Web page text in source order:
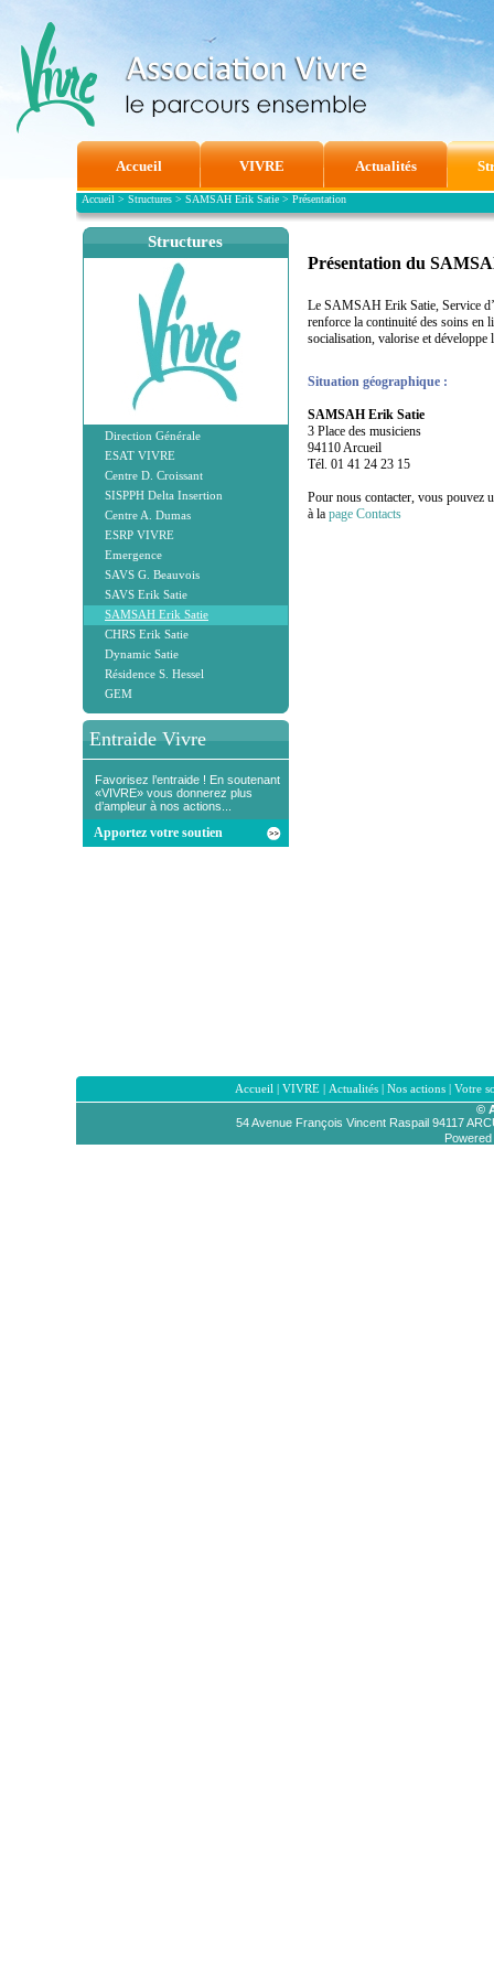
Accueil VIVRE Actualités
Accueil >Structures >SAMSAH Erik Satie >Présentation
Structures
Direction Générale
ESAT VIVRE
Centre D. Croissant
SISPPH Delta Insertion
Centre A. Dumas
ESRP VIVRE
Emergence
SAVS G. Beauvois
SAVS Erik Satie
SAMSAH Erik Satie
CHRS Erik Satie
Dynamic Satie
Résidence S. Hessel
GEM
Entraide Vivre
Favorisez l’entraide ! En soutenant
«VIVRE» vous donnerez plus
d’ampleur à nos actions...
Apportez votre soutien
Présentation du
Le SAMSAH Erik Satie, Service
renforce la continuité des soins en
socialisation, valorise et développe
Situation géographique :
SAMSAH Erik Satie
3 Place des musiciens
94110 Arcueil
Tél. 01 41 24 23 15
Pour nous contacter, vous pouvez
à la page Contacts
Accueil |VIVRE | Actualités |Nos actions |Votre
©
54 Avenue François Vincent Raspail 94117